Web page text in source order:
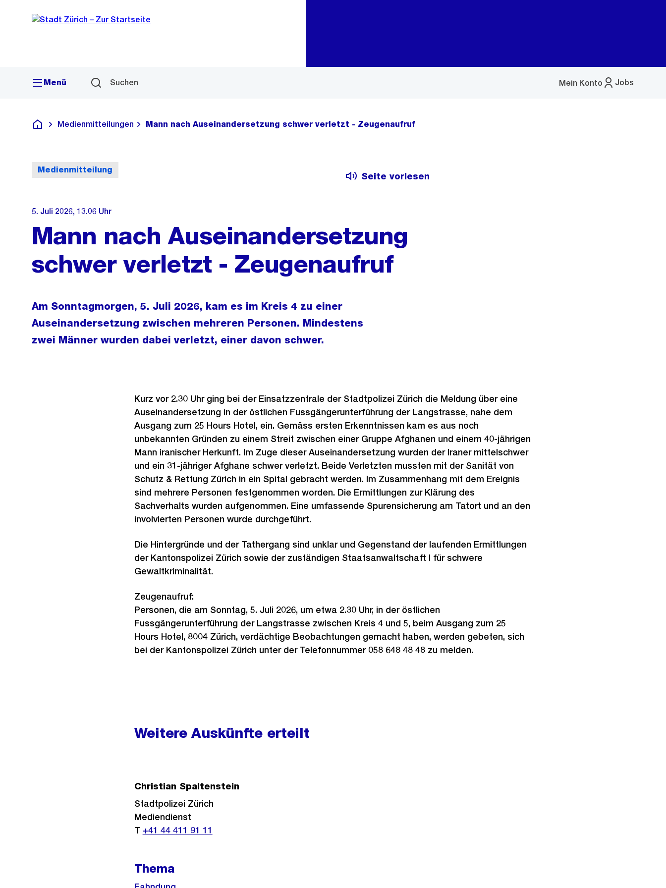
Navigation
Sprunglink
Menü Suchen Jobs
Mein Konto
Menü
Deutsch
Medienmitteilungen Mann nach Auseinandersetzung schwer verletzt - Zeugenaufruf
Medienmitteilung
Seite vorlesen
5. Juli 2026, 13.06 Uhr
Mann nach Auseinandersetzung
schwer verletzt - Zeugenaufruf
Am Sonntagmorgen, 5. Juli 2026, kam es im Kreis 4 zu einer
Auseinandersetzung zwischen mehreren Personen. Mindestens
zwei Männer wurden dabei verletzt, einer davon schwer.
Kurz vor 2.30 Uhr ging bei der Einsatzzentrale der Stadtpolizei Zürich die Meldung über eine
Auseinandersetzung in der östlichen Fussgängerunterführung der Langstrasse, nahe dem
Ausgang zum 25 Hours Hotel, ein. Gemäss ersten Erkenntnissen kam es aus noch
unbekannten Gründen zu einem Streit zwischen einer Gruppe Afghanen und einem 40-jährigen
Mann iranischer Herkunft. Im Zuge dieser Auseinandersetzung wurden der Iraner mittelschwer
und ein 31-jähriger Afghane schwer verletzt. Beide Verletzten mussten mit der Sanität von
Schutz & Rettung Zürich in ein Spital gebracht werden. Im Zusammenhang mit dem Ereignis
sind mehrere Personen festgenommen worden. Die Ermittlungen zur Klärung des
Sachverhalts wurden aufgenommen. Eine umfassende Spurensicherung am Tatort und an den
involvierten Personen wurde durchgeführt.
Die Hintergründe und der Tathergang sind unklar und Gegenstand der laufenden Ermittlungen
der Kantonspolizei Zürich sowie der zuständigen Staatsanwaltschaft I für schwere
Gewaltkriminalität.
Zeugenaufruf:
Personen, die am Sonntag, 5. Juli 2026, um etwa 2.30 Uhr, in der östlichen
Fussgängerunterführung der Langstrasse zwischen Kreis 4 und 5, beim Ausgang zum 25
Hours Hotel, 8004 Zürich, verdächtige Beobachtungen gemacht haben, werden gebeten, sich
bei der Kantonspolizei Zürich unter der Telefonnummer 058 648 48 48 zu melden.
Weitere Auskünfte erteilt
Christian Spaltenstein
Stadtpolizei Zürich
Mediendienst
T +41 44 411 91 11
Thema